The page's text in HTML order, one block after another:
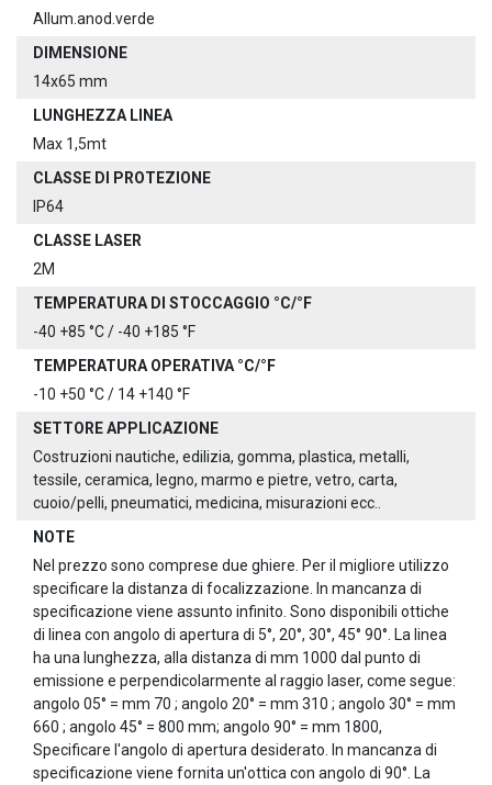
Allum.anod.verde
DIMENSIONE
14x65 mm
LUNGHEZZA LINEA
Max 1,5mt
CLASSE DI PROTEZIONE
IP64
CLASSE LASER
2M
TEMPERATURA DI STOCCAGGIO °C/°F
-40 +85 °C / -40 +185 °F
TEMPERATURA OPERATIVA °C/°F
-10 +50 °C / 14 +140 °F
SETTORE APPLICAZIONE
Costruzioni nautiche, edilizia, gomma, plastica, metalli,
tessile, ceramica, legno, marmo e pietre, vetro, carta,
cuoio/pelli, pneumatici, medicina, misurazioni ecc..
NOTE
Nel prezzo sono comprese due ghiere. Per il migliore utilizzo
specificare la distanza di focalizzazione. In mancanza di
specificazione viene assunto infinito. Sono disponibili ottiche
di linea con angolo di apertura di 5°, 20°, 30°, 45° 90°. La linea
ha una lunghezza, alla distanza di mm 1000 dal punto di
emissione e perpendicolarmente al raggio laser, come segue:
angolo 05° = mm 70 ; angolo 20° = mm 310 ; angolo 30° = mm
660 ; angolo 45° = 800 mm; angolo 90° = mm 1800,
Specificare l'angolo di apertura desiderato. In mancanza di
specificazione viene fornita un'ottica con angolo di 90°. La